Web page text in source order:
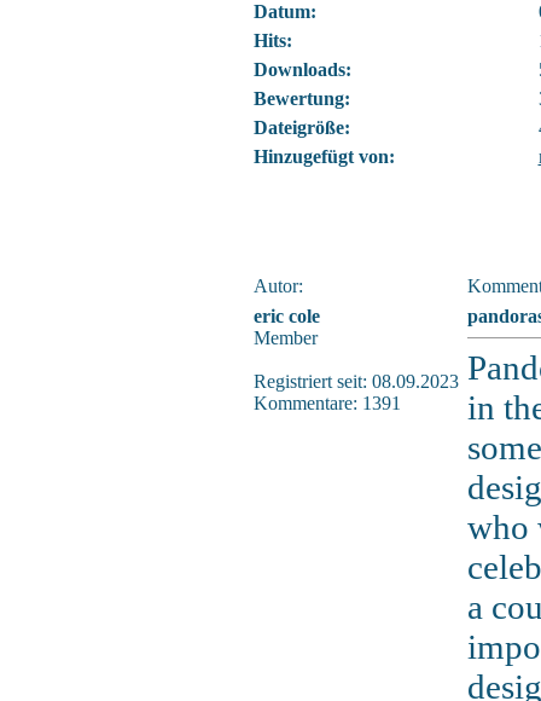
Datum:
Hits:
Downloads:
Bewertung:
Dateigröße:
Hinzugefügt von:
Autor:
eric cole
Member
Registriert seit: 08.09.2023
Kommentare: 1391
in
who
a